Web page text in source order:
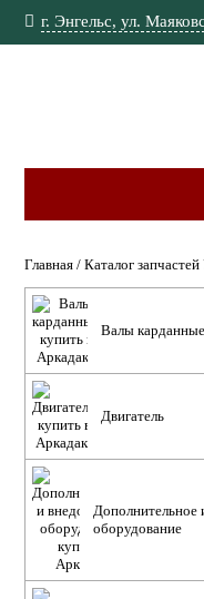
г. Энгельс, ул.
Главная / Каталог
Валы карданные
Двигатель
Дополнительное
оборудование